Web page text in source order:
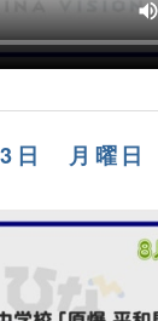
日 月曜日